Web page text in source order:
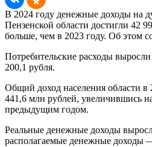
В 2024 году денежные доходы на
Пензенской области достигли 42
больше, чем в 2023 году. Об этом
Потребительские расходы
200,1 рубля.
Общий доход населения области в
441,6 млн рублей, увеличившись
предыдущим годом.
Реальные денежные доходы
располагаемые денежные доходы